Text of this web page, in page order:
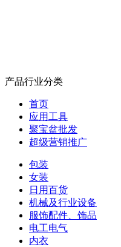
产品行业分类
首页
应用工具
聚宝盆批发
超级营销推广
包装
女装
日用百货
机械及行业设备
服饰配件、饰品
电工电气
内衣